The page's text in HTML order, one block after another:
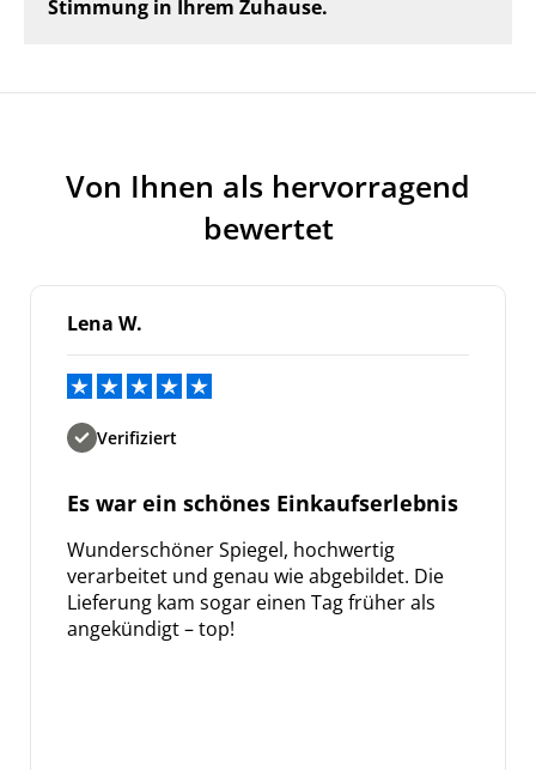
Stimmung in Ihrem Zuhause.
Von Ihnen als hervorragend
bewertet
Lena W.
Verifiziert
Es war ein schönes Einkaufserlebnis
Wunderschöner Spiegel, hochwertig
verarbeitet und genau wie abgebildet. Die
Lieferung kam sogar einen Tag früher als
angekündigt – top!